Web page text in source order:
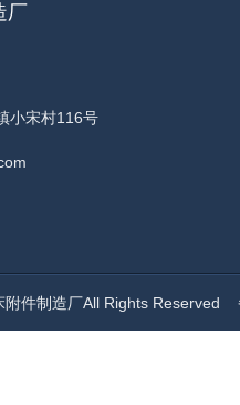
厂
小宋村116号
附件制造厂All Rights Reserved